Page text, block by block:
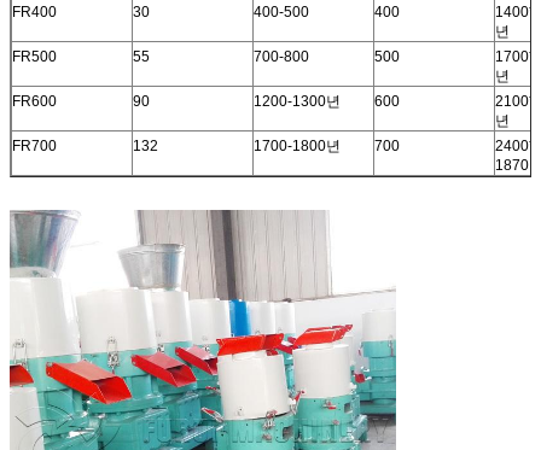
FR400
30 400-500 400
1400*
년
FR500
55 700-800 500
1700*
년
FR600
90 1200-1300년 600
2100*
년
FR700
132 1700-1800년 700
2400*
1870